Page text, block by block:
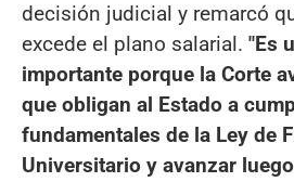
decisión judicial y remarcó
excede el plano salarial. "Es
importante porque la Corte
que obligan al Estado a
fundamentales de la Ley de
Universitario y avanzar